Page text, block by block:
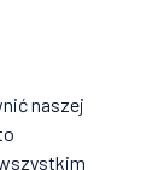
naszej